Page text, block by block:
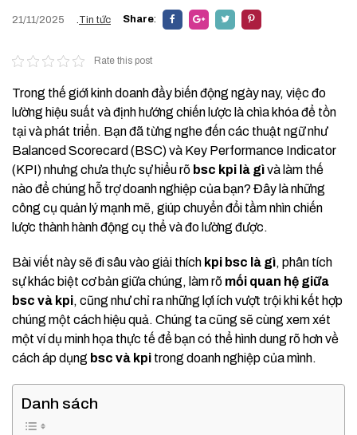
21/11/2025 Tin tức Share:
Rate this post
Trong thế giới kinh doanh đầy biến động ngày nay, việc đo
lường hiệu suất và định hướng chiến lược là chìa khóa để tồn
tại và phát triển. Bạn đã từng nghe đến các thuật ngữ như
Balanced Scorecard (BSC) và Key Performance Indicator
(KPI) nhưng chưa thực sự hiểu rõ bsc kpi là gìvà làm thế
nào để chúng hỗ trợ doanh nghiệp của bạn? Đây là những
công cụ quản lý mạnh mẽ, giúp chuyển đổi tầm nhìn chiến
lược thành hành động cụ thể và đo lường được.
Bài viết này sẽ đi sâu vào giải thích kpi bsc là gì, phân tích
sự khác biệt cơ bản giữa chúng, làm rõ mối quan hệ giữa
bsc và kpi, cũng như chỉ ra những lợi ích vượt trội khi kết hợp
chúng một cách hiệu quả. Chúng ta cũng sẽ cùng xem xét
một ví dụ minh họa thực tế để bạn có thể hình dung rõ hơn về
cách áp dụng bsc và kpi trong doanh nghiệp của mình.
Danh sách